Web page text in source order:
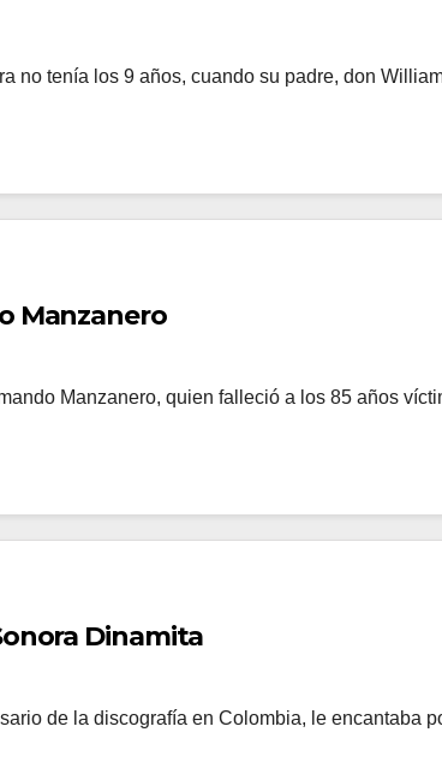
no tenía los 9 años, cuando su padre, don
Manzanero
Manzanero, quien falleció a los 85 años
Dinamita
de la discografía en Colombia, le encantaba